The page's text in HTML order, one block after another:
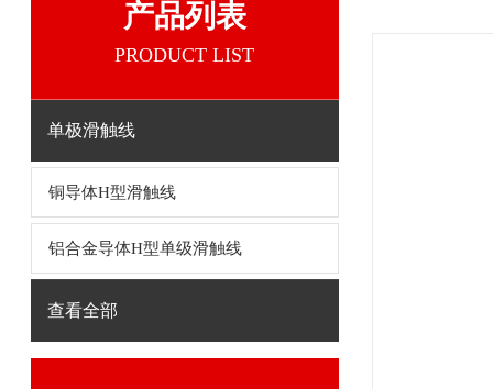
产品列表
PRODUCT LIST
单极滑触线
铜导体H型滑触线
铝合金导体H型单级滑触线
查看全部